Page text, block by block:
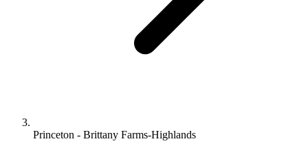
Princeton - Brittany Farms-Highlands